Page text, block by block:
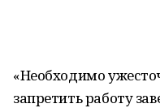
«Необходимо
запретить работу